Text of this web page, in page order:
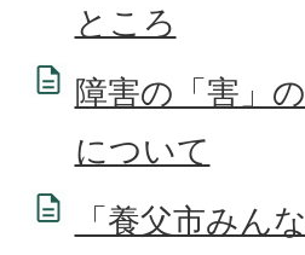
ところ
障害の「害」
について
「養父市みん